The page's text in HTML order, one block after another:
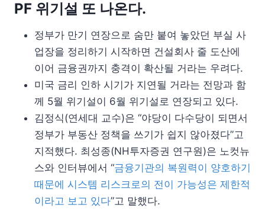
PF 위기설 또 나온다.
정부가 만기 연장으로 숨만 붙여 놓았던 부실 사
업장을 정리하기 시작하면 건설회사 줄 도산에
이어 금융권까지 충격이 확산될 거라는 우려다.
미국 금리 인하 시기가 지연될 거라는 전망과 함
께 5월 위기설이 6월 위기설로 연장되고 있다.
김정식(연세대 교수)은 “야당이 다수당이 되면서
정부가 부동산 정책을 쓰기가 쉽지 않아졌다”고
지적했다. 최성종(NH투자증권 연구원)은 노컷뉴
스와 인터뷰에서 “금융기관의 복원력이 양호하기
때문에 시스템 리스크로의 전이 가능성은 제한적
이라고 보고 있다”고 말했다.